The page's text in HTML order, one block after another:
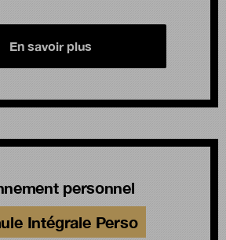
En savoir plus
personnel
Intégrale Perso